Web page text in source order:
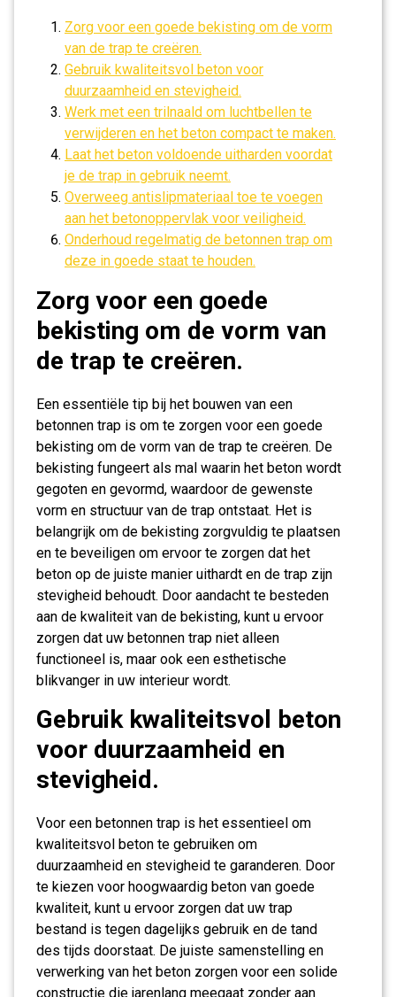
Zorg voor een goede bekisting om de vorm
van de trap te creëren.
Gebruik kwaliteitsvol beton voor
duurzaamheid en stevigheid.
Werk met een trilnaald om luchtbellen te
verwijderen en het beton compact te maken.
Laat het beton voldoende uitharden voordat
je de trap in gebruik neemt.
Overweeg antislipmateriaal toe te voegen
aan het betonoppervlak voor veiligheid.
Onderhoud regelmatig de betonnen trap om
deze in goede staat te houden.
Zorg voor een goede
bekisting om de vorm van
de trap te creëren.
Een essentiële tip bij het bouwen van een
betonnen trap is om te zorgen voor een goede
bekisting om de vorm van de trap te creëren. De
bekisting fungeert als mal waarin het beton wordt
gegoten en gevormd, waardoor de gewenste
vorm en structuur van de trap ontstaat. Het is
belangrijk om de bekisting zorgvuldig te plaatsen
en te beveiligen om ervoor te zorgen dat het
beton op de juiste manier uithardt en de trap zijn
stevigheid behoudt. Door aandacht te besteden
aan de kwaliteit van de bekisting, kunt u ervoor
zorgen dat uw betonnen trap niet alleen
functioneel is, maar ook een esthetische
blikvanger in uw interieur wordt.
Gebruik kwaliteitsvol beton
voor duurzaamheid en
stevigheid.
Voor een betonnen trap is het essentieel om
kwaliteitsvol beton te gebruiken om
duurzaamheid en stevigheid te garanderen. Door
te kiezen voor hoogwaardig beton van goede
kwaliteit, kunt u ervoor zorgen dat uw trap
bestand is tegen dagelijks gebruik en de tand
des tijds doorstaat. De juiste samenstelling en
verwerking van het beton zorgen voor een solide
constructie die jarenlang meegaat zonder aan